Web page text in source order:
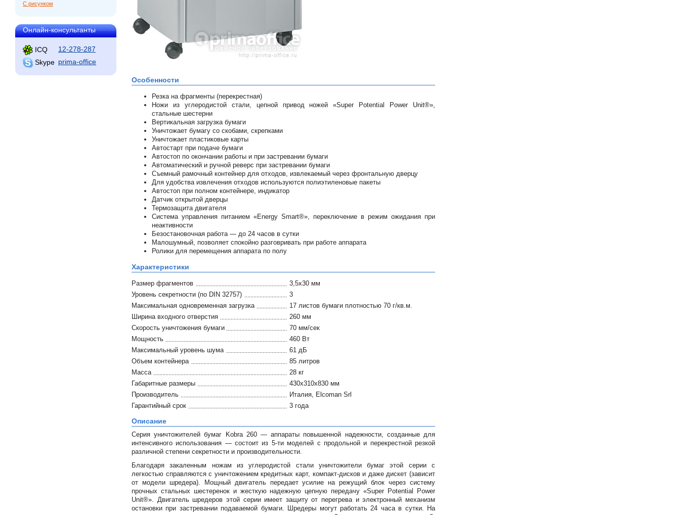
С рисунком
Онлайн-консультанты
ICQ
12-278-287
Skype prima-office
Особенности
Резка на фрагменты (перекрестная)
Ножи из углеродистой стали, цепной привод ножей «Super Potential Power Unit®»,
стальные шестерни
Вертикальная загрузка бумаги
Уничтожает бумагу со скобами, скрепками
Уничтожает пластиковые карты
Автостарт при подаче бумаги
Автостоп по окончании работы и при застревании бумаги
Автоматический и ручной реверс при застревании бумаги
Съемный рамочный контейнер для отходов, извлекаемый через фронтальную дверцу
Для удобства извлечения отходов используются полиэтиленовые пакеты
Автостоп при полном контейнере, индикатор
Датчик открытой дверцы
Термозащита двигателя
Система управления питанием «Energy Smart®», переключение в режим ожидания при
неактивности
Безостановочная работа — до 24 часов в сутки
Малошумный, позволяет спокойно разговривать при работе аппарата
Ролики для перемещения аппарата по полу
Характеристики
Размер фрагментов
3,5x30 мм
Уровень секретности (по DIN 32757)
3
Максимальная одновременная загрузка
17 листов бумаги плотностью 70 г/кв.м.
Ширина входного отверстия
260 мм
Скорость уничтожения бумаги
70 мм/сек
Мощность
460 Вт
Максимальный уровень шума
61 дБ
Объем контейнера
85 литров
Масса
28 кг
Габаритные размеры
430x310x830 мм
Производитель
Италия, Elcoman Srl
Гарантийный срок
3 года
Описание
Серия уничтожителей бумаг Kobra 260 — аппараты повышенной надежности, созданные для
интенсивного использования — состоит из 5-ти моделей с продольной и перекрестной резкой
различной степени секретности и производительности.
Благодаря закаленным ножам из углеродистой стали уничтожители бумаг этой серии с
легкостью справляются с уничтожением кредитных карт, компакт-дисков и даже дискет (зависит
от модели шредера). Мощный двигатель передает усилие на режущий блок через систему
прочных стальных шестеренок и жесткую надежную цепную передачу «Super Potential Power
Unit®». Двигатель шредеров этой серии имеет защиту от перегрева и электронный механизм
остановки при застревании подаваемой бумаги. Шредеры могут работать 24 часа в сутки. На